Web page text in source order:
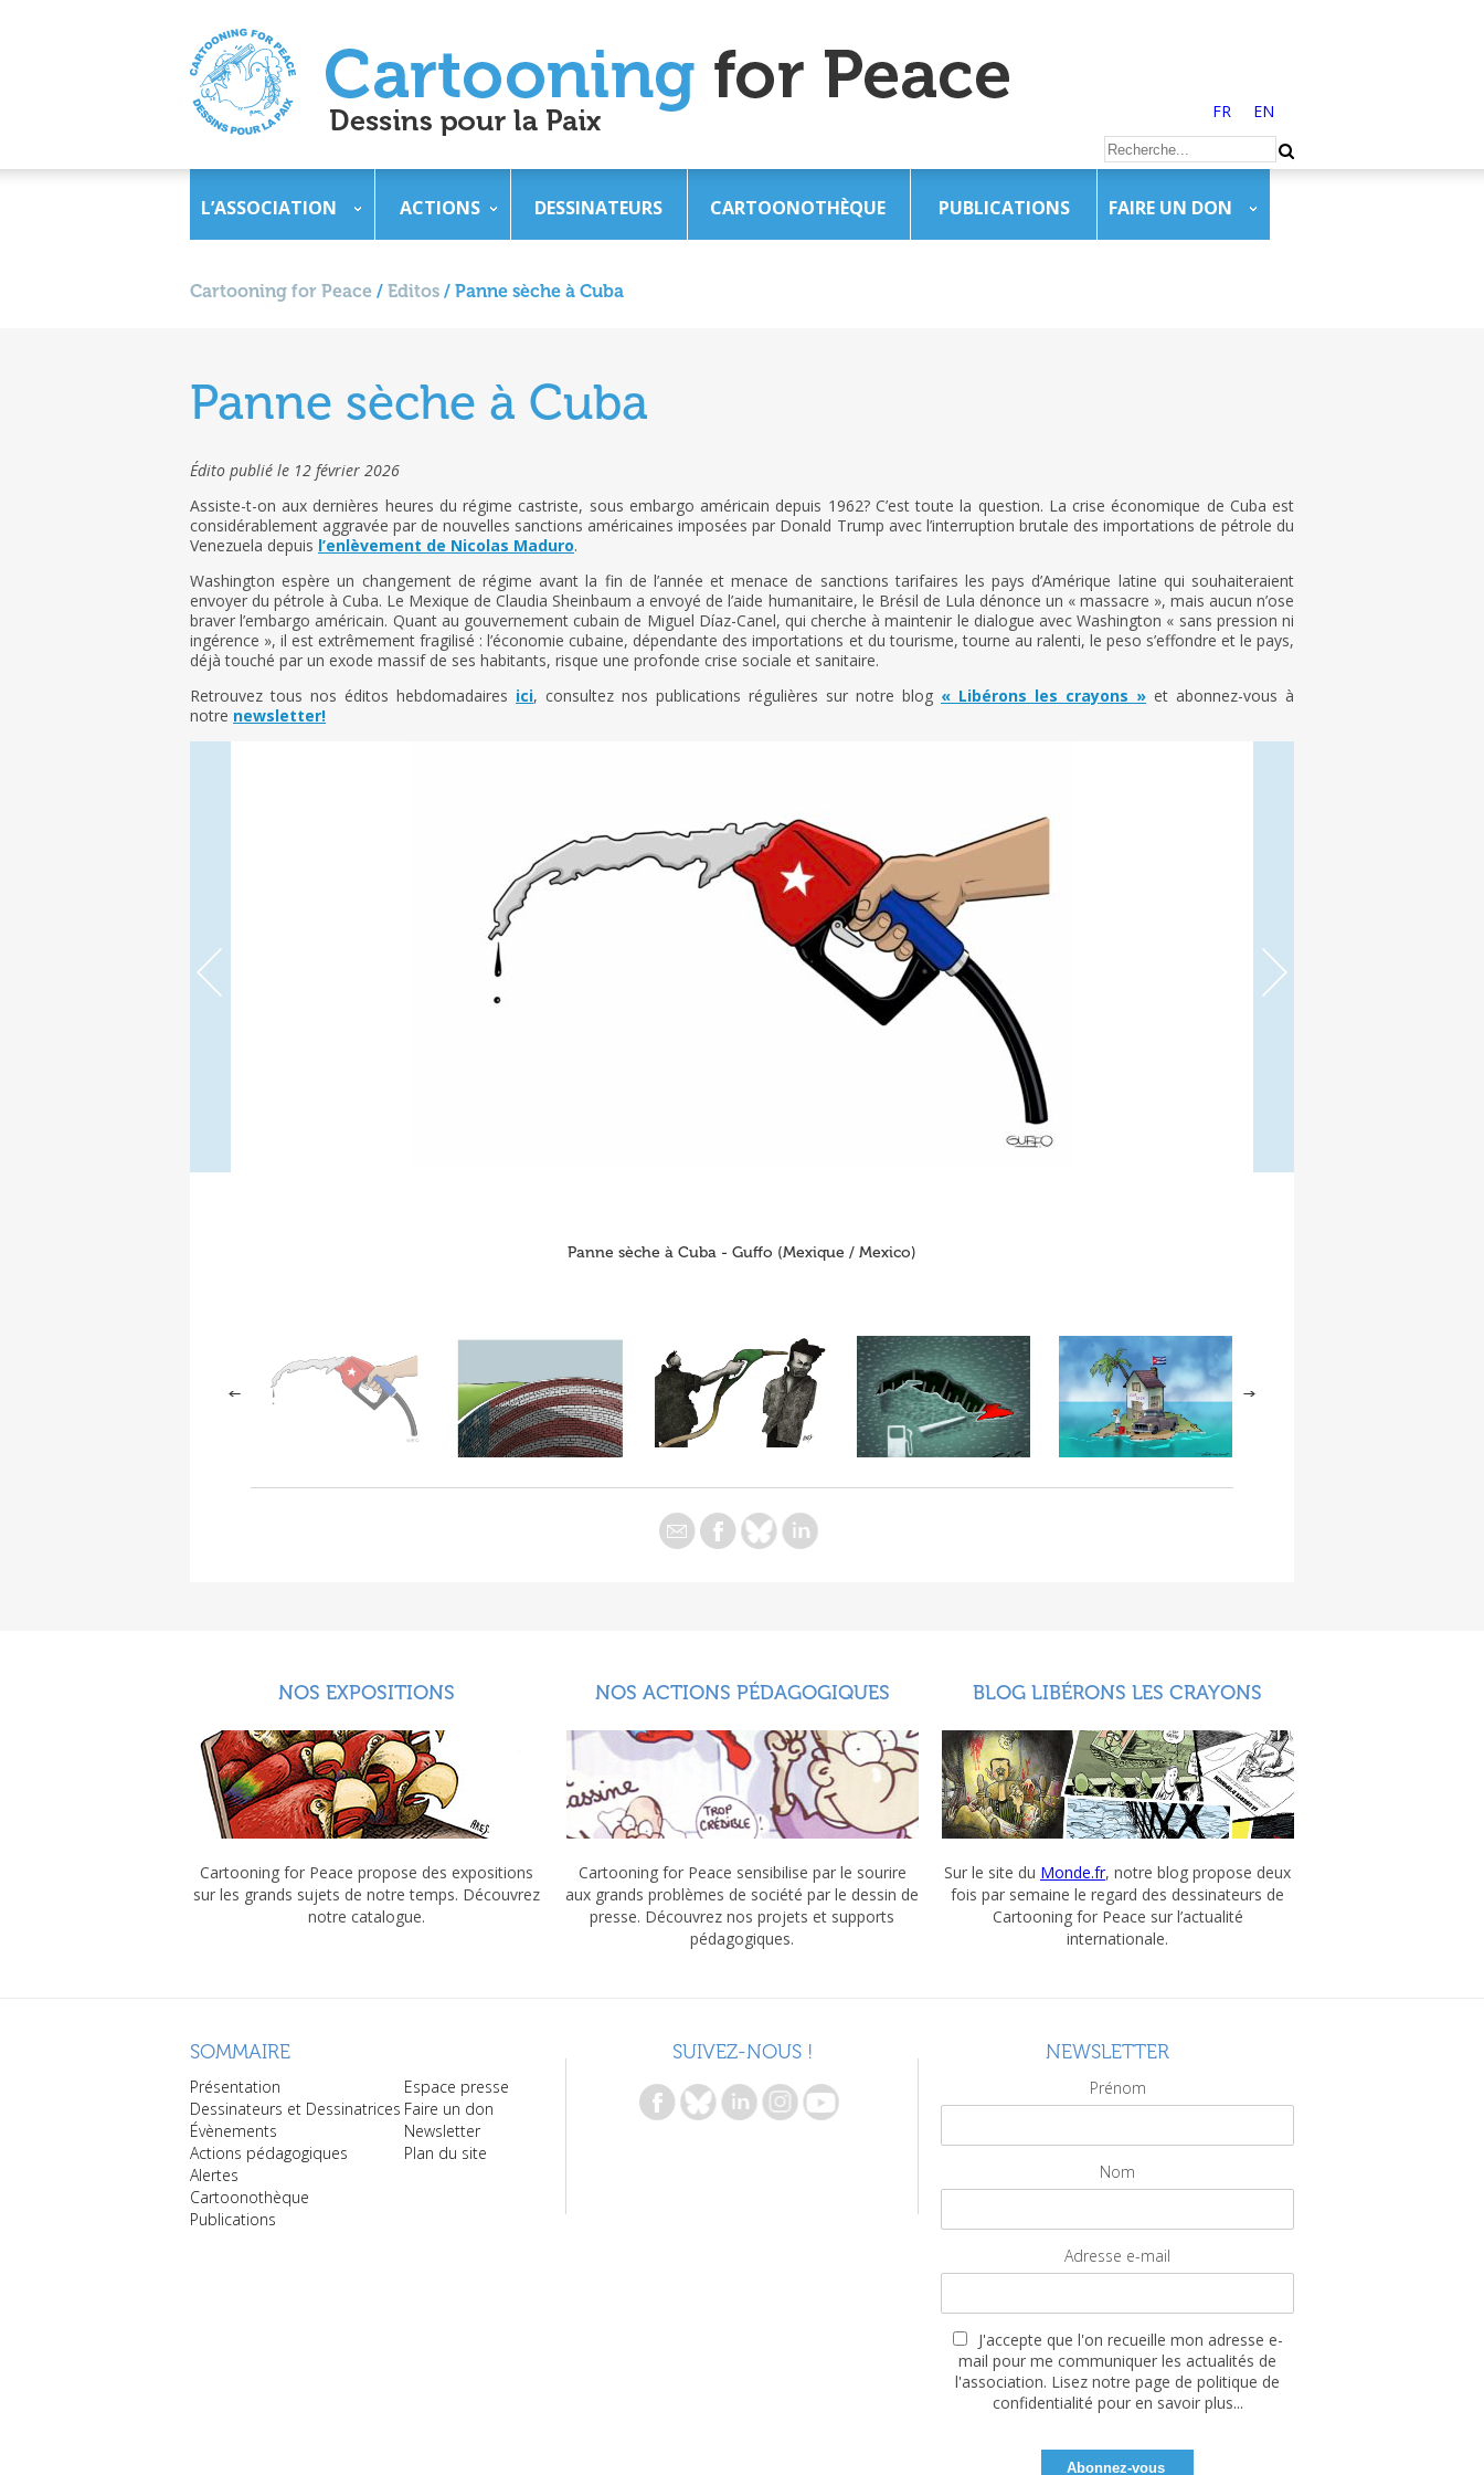
FR EN
L’ASSOCIATION ACTIONS DESSINATEURS CARTOONOTHÈQUE PUBLICATIONS FAIRE UN DON
Cartooning for Peace / Editos / Panne sèche à Cuba
Panne sèche à Cuba
Édito publié le 12 février 2026
Assiste-t-on aux dernières heures du régime castriste, sous embargo américain depuis 1962? C’est toute la question. La crise économique de Cuba est
considérablement aggravée par de nouvelles sanctions américaines imposées par Donald Trump avec l’interruption brutale des importations de pétrole du
Venezuela depuis l’enlèvement de Nicolas Maduro.
Washington espère un changement de régime avant la fin de l’année et menace de sanctions tarifaires les pays d’Amérique latine qui souhaiteraient
envoyer du pétrole à Cuba. Le Mexique de Claudia Sheinbaum a envoyé de l’aide humanitaire, le Brésil de Lula dénonce un « massacre », mais aucun n’ose
braver l’embargo américain. Quant au gouvernement cubain de Miguel Díaz-Canel, qui cherche à maintenir le dialogue avec Washington « sans pression ni
ingérence », il est extrêmement fragilisé : l’économie cubaine, dépendante des importations et du tourisme, tourne au ralenti, le peso s’effondre et le pays,
déjà touché par un exode massif de ses habitants, risque une profonde crise sociale et sanitaire.
Retrouvez tous nos éditos hebdomadaires ici, consultez nos publications régulières sur notre blog « Libérons les crayons » et abonnez-vous à
notre newsletter!
Panne sèche à Cuba - Guffo (Mexique / Mexico)
NOS EXPOSITIONS
Cartooning for Peace propose des expositions
sur les grands sujets de notre temps. Découvrez
notre catalogue.
NOS ACTIONS PÉDAGOGIQUES
Cartooning for Peace sensibilise par le sourire
aux grands problèmes de société par le dessin de
presse. Découvrez nos projets et supports
pédagogiques.
BLOG LIBÉRONS LES CRAYONS
Sur le site du Monde.fr, notre blog propose deux
fois par semaine le regard des dessinateurs de
Cartooning for Peace sur l’actualité
internationale.
SOMMAIRE
Présentation
Dessinateurs et Dessinatrices
Évènements
Actions pédagogiques
Alertes
Cartoonothèque
Publications
Espace presse
Faire un don
Newsletter
Plan du site
SUIVEZ-NOUS ! NEWSLETTER
Prénom
Nom
Adresse e-mail
J'accepte que l'on recueille mon adresse e-
mail pour me communiquer les actualités de
l'association. Lisez notre page de politique de
confidentialité pour en savoir plus...